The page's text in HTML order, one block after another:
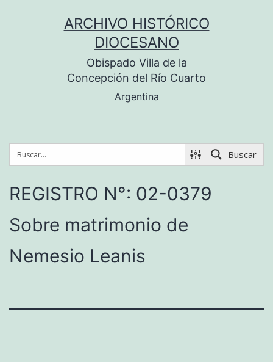
ARCHIVO HISTÓRICO
DIOCESANO
Obispado Villa de la
Concepción del Río Cuarto
Argentina
Buscar
REGISTRO N°: 02-0379
Sobre matrimonio de
Nemesio Leanis